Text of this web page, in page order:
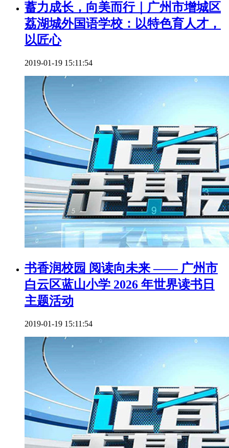
蓄力成长，向美而行｜广州市增城区
荔湖城外国语学校：以特色育人才，
以匠心
2019-01-19 15:11:54
书香润校园 阅读向未来 —— 广州市
白云区蓝山小学 2026 年世界读书日
主题活动
2019-01-19 15:11:54